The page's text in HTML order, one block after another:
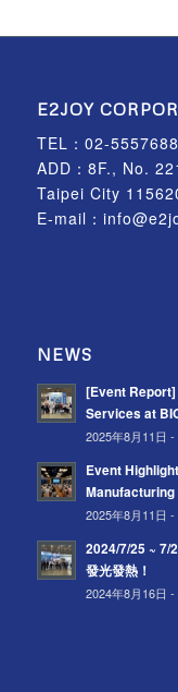
E2JOY
TEL： 02-
ADD：8F., No.
Taipei City
E-mail：
NEWS
[Event
Services at
2025年8月11日 -
Event
2025年8月11日 -
2024/7/25 ~ 7/
發光發熱！
2024年8月16日 -